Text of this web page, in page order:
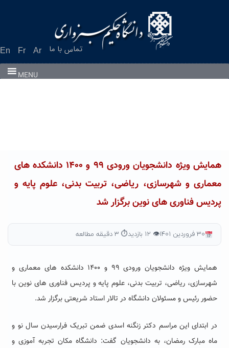
En Fr Ar تماس با ما
MENU
همایش ویژه دانشجویان ورودی ۹۹ و ۱۴۰۰ دانشکده های
معماری و شهرسازی، ریاضی، تربیت بدنی، علوم پایه و
پردیس فناوری های نوین برگزار شد
۳۰ فروردین ۱۴۰۱ 👁 ۱۲ بازدید ⏱ ۳ دقیقه مطالعه
همایش ویژه دانشجویان ورودی ۹۹ و ۱۴۰۰ دانشکده های معماری و
شهرسازی، ریاضی، تربیت بدنی، علوم پایه و پردیس فناوری های نوین با
حضور رئیس و مسئولان دانشگاه در تالار استاد شریعتی برگزار شد.
در ابتدای این مراسم دکتر زنگنه اسدی ضمن تبریک فرارسیدن سال نو و
ماه مبارک رمضان، به دانشجویان گفت: دانشگاه مکان تجربه آموزی و